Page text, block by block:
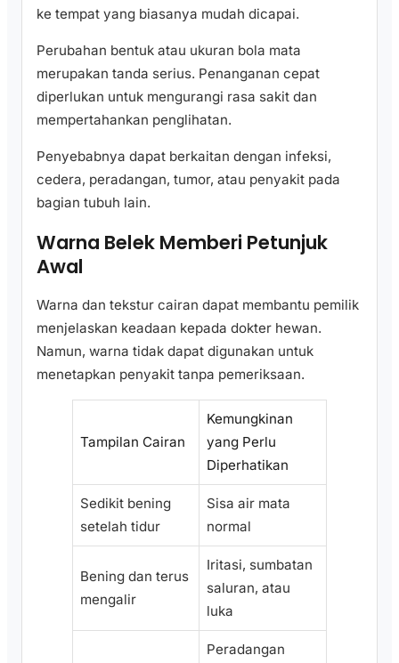
ke tempat yang biasanya mudah dicapai.
Perubahan bentuk atau ukuran bola mata
merupakan tanda serius. Penanganan cepat
diperlukan untuk mengurangi rasa sakit dan
mempertahankan penglihatan.
Penyebabnya dapat berkaitan dengan infeksi,
cedera, peradangan, tumor, atau penyakit pada
bagian tubuh lain.
Warna Belek Memberi Petunjuk
Awal
Warna dan tekstur cairan dapat membantu pemilik
menjelaskan keadaan kepada dokter hewan.
Namun, warna tidak dapat digunakan untuk
menetapkan penyakit tanpa pemeriksaan.
Tampilan Cairan
Kemungkinan
yang Perlu
Diperhatikan
Sedikit bening
setelah tidur
Sisa air mata
normal
Bening dan terus
mengalir
Iritasi, sumbatan
saluran, atau
luka
Peradangan